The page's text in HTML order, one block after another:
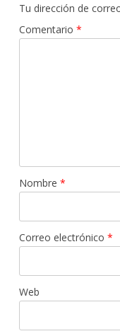
Tu dirección de
Comentario *
Nombre *
Correo electrónico *
Web